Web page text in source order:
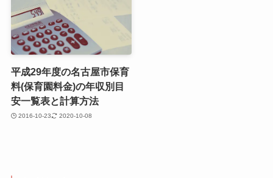
平成29年度の名古屋市保育
料(保育園料金)の年収別目
安一覧表と計算方法
2016-10-23 2020-10-08